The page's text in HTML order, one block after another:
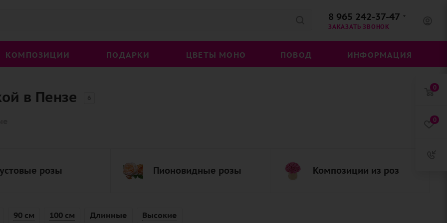
8 965 242-37-47
ЗАКАЗАТЬ ЗВОНОК
КОМПОЗИЦИИ ПОДАРКИ ЦВЕТЫ МОНО ПОВОД ИНФОРМАЦИЯ
в Пензе
розы Пионовидные розы Композиции из роз
90 см 100 см Длинные
Высокие
0
0